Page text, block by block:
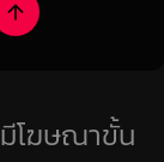
โฆษณาขั้น